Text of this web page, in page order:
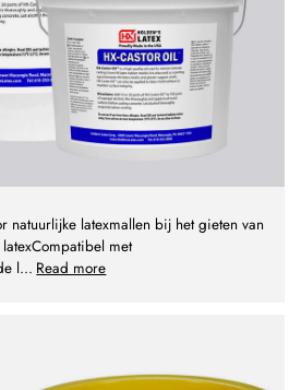
natuurlijke latexmallen bij het gieten van
met
l... Read more